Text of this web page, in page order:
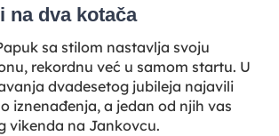
na dva kotača
sa stilom nastavlja svoju
rekordnu već u samom startu. U
dvadesetog jubileja najavili
iznenađenja, a jedan od njih vas
vikenda na Jankovcu.